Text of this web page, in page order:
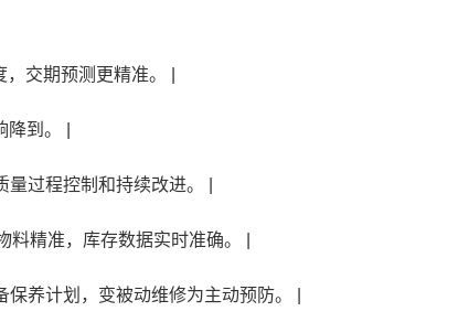
交期预测更精准。 |
到。 |
过程控制和持续改进。 |
精准，库存数据实时准确。 |
养计划，变被动维修为主动预防。 |